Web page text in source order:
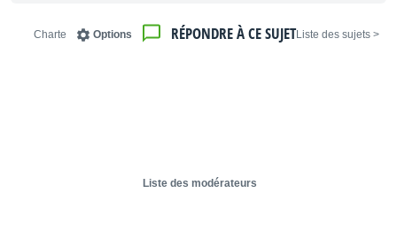
< Liste des sujets
RÉPONDRE À CE SUJET
Options
Charte
Liste des modérateurs